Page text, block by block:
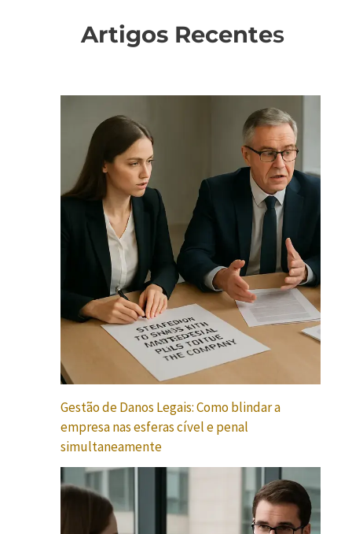
Artigos Recentes
Gestão de Danos Legais: Como blindar a
empresa nas esferas cível e penal
simultaneamente